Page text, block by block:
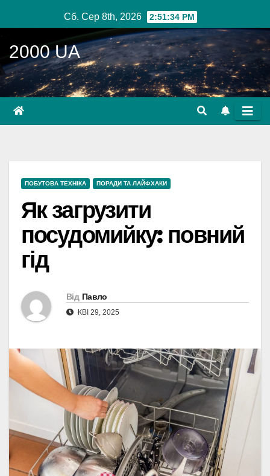
до
вмісту
Сб. Сер 8th, 2026 2:51:35 PM
2000 UA
ПОБУТОВА ТЕХНІКА ПОРАДИ ТА ЛАЙФХАКИ
Як загрузити
посудомийку: повний
гід
Від Павло
КВІ 29, 2025